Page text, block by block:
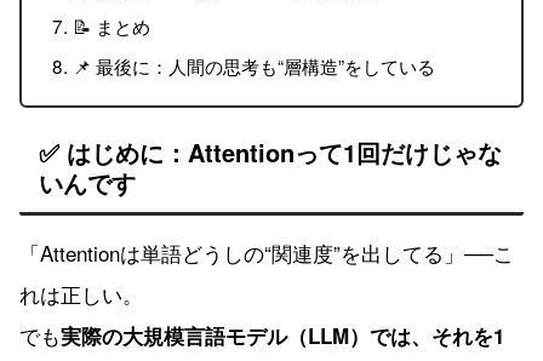
📝 まとめ
📌 最後に：人間の思考も“層構造”をしている
✅ はじめに：Attentionって1回だけじゃな
いんです
「Attentionは単語どうしの“関連度”を出してる」──こ
れは正しい。
でも実際の大規模言語モデル（LLM）では、それを1